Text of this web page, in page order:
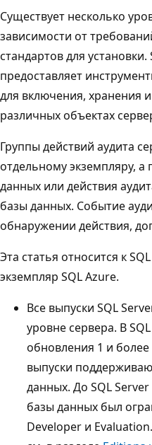
Существует несколько
зависимости от
стандартов для
предоставляет
для включения, хранения
различных объектах
Группы действий аудита
отдельному экземпляру, а
данных или действия
базы данных. Событие
обнаружении действия,
Эта статья относится к
экземпляр SQL Azure.
Все выпуски SQL
уровне сервера. В
обновления 1 и
выпуски
данных. До SQL
базы данных был
Developer и